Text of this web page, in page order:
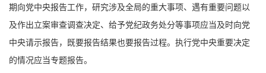
期向党中央报告工作，研究涉及全局的重大事项、遇有重要问题以
及作出立案审查调查决定、给予党纪政务处分等事项应当及时向党
中央请示报告，既要报告结果也要报告过程。执行党中央重要决定
的情况应当专题报告。